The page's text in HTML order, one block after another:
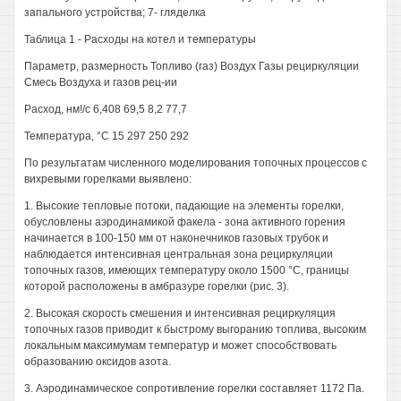
запального устройства; 7- гляделка
Таблица 1 - Расходы на котел и температуры
Параметр, размерность Топливо (газ) Воздух Газы рециркуляции
Смесь Воздуха и газов рец-ии
Расход, нм!/с 6,408 69,5 8,2 77,7
Температура, °С 15 297 250 292
По результатам численного моделирования топочных процессов с
вихревыми горелками выявлено:
1. Высокие тепловые потоки, падающие на элементы горелки,
обусловлены аэродинамикой факела - зона активного горения
начинается в 100-150 мм от наконечников газовых трубок и
наблюдается интенсивная центральная зона рециркуляции
топочных газов, имеющих температуру около 1500 °С, границы
которой расположены в амбразуре горелки (рис. 3).
2. Высокая скорость смешения и интенсивная рециркуляция
топочных газов приводит к быстрому выгоранию топлива, высоким
локальным максимумам температур и может способствовать
образованию оксидов азота.
3. Аэродинамическое сопротивление горелки составляет 1172 Па.